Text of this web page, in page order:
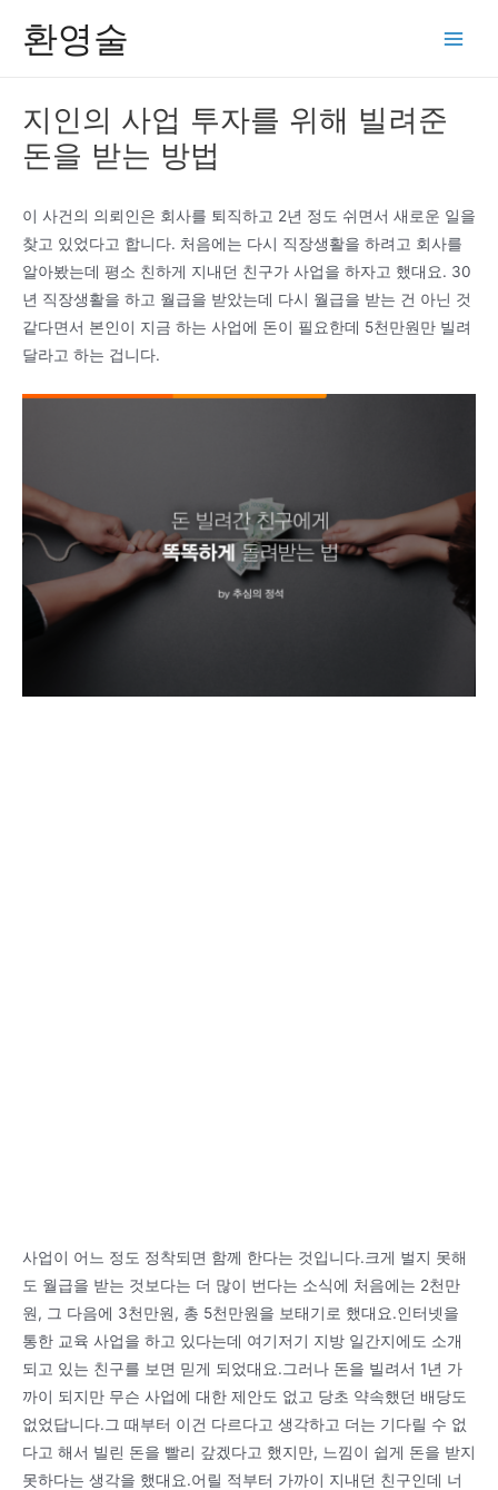
환영술
지인의 사업 투자를 위해 빌려준
돈을 받는 방법
이 사건의 의뢰인은 회사를 퇴직하고 2년 정도 쉬면서 새로운 일을
찾고 있었다고 합니다. 처음에는 다시 직장생활을 하려고 회사를
알아봤는데 평소 친하게 지내던 친구가 사업을 하자고 했대요. 30
년 직장생활을 하고 월급을 받았는데 다시 월급을 받는 건 아닌 것
같다면서 본인이 지금 하는 사업에 돈이 필요한데 5천만원만 빌려
달라고 하는 겁니다.
사업이 어느 정도 정착되면 함께 한다는 것입니다.크게 벌지 못해
도 월급을 받는 것보다는 더 많이 번다는 소식에 처음에는 2천만
원, 그 다음에 3천만원, 총 5천만원을 보태기로 했대요.인터넷을
통한 교육 사업을 하고 있다는데 여기저기 지방 일간지에도 소개
되고 있는 친구를 보면 믿게 되었대요.그러나 돈을 빌려서 1년 가
까이 되지만 무슨 사업에 대한 제안도 없고 당초 약속했던 배당도
없었답니다.그 때부터 이건 다르다고 생각하고 더는 기다릴 수 없
다고 해서 빌린 돈을 빨리 갚겠다고 했지만, 느낌이 쉽게 돈을 받지
못하다는 생각을 했대요.어릴 적부터 가까이 지내던 친구인데 너